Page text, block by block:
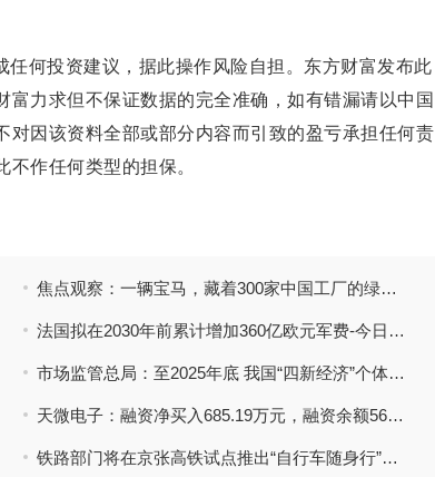
何投资建议，据此操作风险自担。东方财富发布此
力求但不保证数据的完全准确，如有错漏请以中国
因该资料全部或部分内容而引致的盈亏承担任何责
作任何类型的担保。
焦点观察：一辆宝马，藏着300家中国工厂的绿色改变 华晨宝马2025可持续发展报告先睹为快
法国拟在2030年前累计增加360亿欧元军费-今日热门
市场监管总局：至2025年底 我国“四新经济”个体工商户达4010.9万户
天微电子：融资净买入685.19万元，融资余额5606.86万元
铁路部门将在京张高铁试点推出“自行车随身行”服务